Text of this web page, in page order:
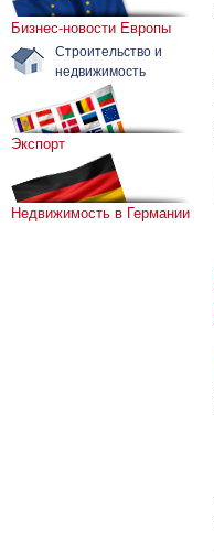
Бизнес-новости Европы
Строительство и
недвижимость
Экспорт
Недвижимость в Германии